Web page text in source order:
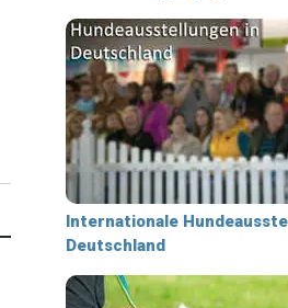
Internationale
Deutschland